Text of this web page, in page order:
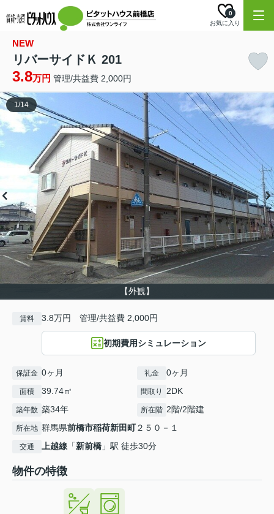
お気に入り
0
NEW
リバーサイドＫ 201
3.8万円 管理/共益費 2,000円
【外観】
1/14
賃料 3.8万円 管理/共益費 2,000円
初期費用シミュレーション
保証金 0ヶ月 礼金 0ヶ月
面積 39.74㎡ 間取り 2DK
築年数 築34年 所在階 2階/2階建
所在地 群馬県前橋市稲荷新田町２５０－１
交通 上越線 「新前橋 」駅 徒歩30分
物件の特徴